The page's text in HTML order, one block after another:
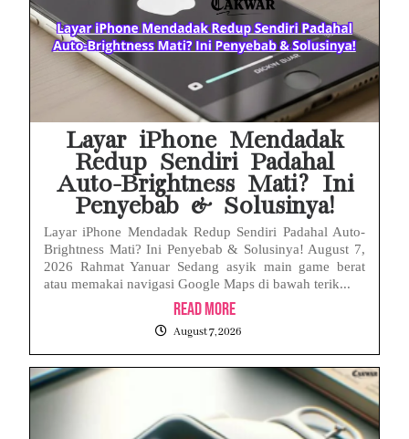
Layar iPhone Mendadak
Redup Sendiri Padahal
Auto-Brightness Mati? Ini
Penyebab & Solusinya!
Layar iPhone Mendadak Redup Sendiri Padahal Auto-
Brightness Mati? Ini Penyebab & Solusinya! August 7,
2026 Rahmat Yanuar Sedang asyik main game berat
atau memakai navigasi Google Maps di bawah terik...
Read More
August 7, 2026